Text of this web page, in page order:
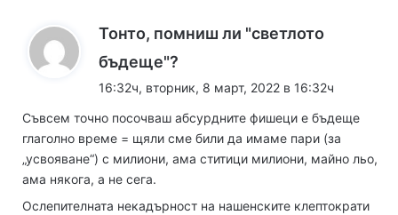
Тонто, помниш ли "светлото
бъдеще"?
а
:
16:32ч, вторник, 8 март, 2022 в 16:32ч
Съвсем точно посочваш абсурдните фишеци е бъдеще
глаголно време = щяли сме били да имаме пари (за
„усвояване“) с милиони, ама ститици милиони, майно льо,
ама някога, а не сега.
Ослепителната некадърност на нашенските клептократи